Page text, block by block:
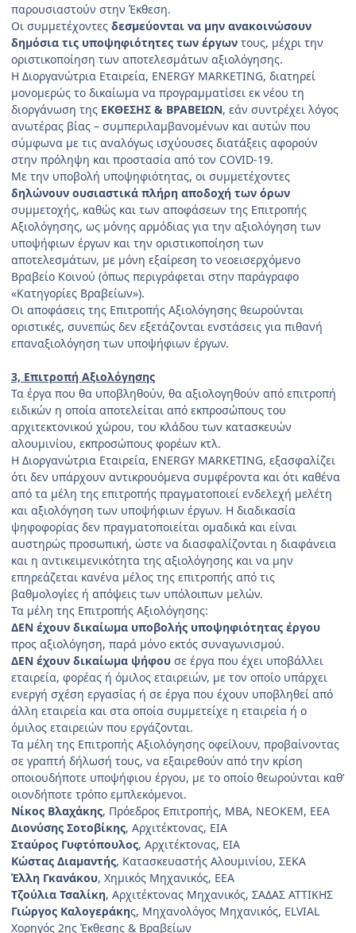
παρουσιαστούν στην Έκθεση.
Οι συμμετέχοντες δεσμεύονται να μην ανακοινώσουν
δημόσια τις υποψηφιότητες των έργων τους, μέχρι την
οριστικοποίηση των αποτελεσμάτων αξιολόγησης.
Η Διοργανώτρια Εταιρεία, ENERGY MARKETING, διατηρεί
μονομερώς το δικαίωμα να προγραμματίσει εκ νέου τη
διοργάνωση της ΕΚΘΕΣΗΣ & ΒΡΑΒΕΙΩΝ, εάν συντρέχει λόγος
ανωτέρας βίας – συμπεριλαμβανομένων και αυτών που
σύμφωνα με τις αναλόγως ισχύουσες διατάξεις αφορούν
στην πρόληψη και προστασία από τον COVID-19.
Με την υποβολή υποψηφιότητας, οι συμμετέχοντες
δηλώνουν ουσιαστικά πλήρη αποδοχή των όρων
συμμετοχής, καθώς και των αποφάσεων της Επιτροπής
Αξιολόγησης, ως μόνης αρμόδιας για την αξιολόγηση των
υποψήφιων έργων και την οριστικοποίηση των
αποτελεσμάτων, με μόνη εξαίρεση το νεοεισερχόμενο
Βραβείο Κοινού (όπως περιγράφεται στην παράγραφο
«Κατηγορίες Βραβείων»).
Οι αποφάσεις της Επιτροπής Αξιολόγησης θεωρούνται
οριστικές, συνεπώς δεν εξετάζονται ενστάσεις για πιθανή
επαναξιολόγηση των υποψήφιων έργων.
3, Επιτροπή Αξιολόγησης
Τα έργα που θα υποβληθούν, θα αξιολογηθούν από επιτροπή
ειδικών η οποία αποτελείται από εκπροσώπους του
αρχιτεκτονικού χώρου, του κλάδου των κατασκευών
αλουμινίου, εκπροσώπους φορέων κτλ.
Η Διοργανώτρια Εταιρεία, ENERGY MARKETING, εξασφαλίζει
ότι δεν υπάρχουν αντικρουόμενα συμφέροντα και ότι καθένα
από τα μέλη της επιτροπής πραγματοποιεί ενδελεχή μελέτη
και αξιολόγηση των υποψήφιων έργων. Η διαδικασία
ψηφοφορίας δεν πραγματοποιείται ομαδικά και είναι
αυστηρώς προσωπική, ώστε να διασφαλίζονται η διαφάνεια
και η αντικειμενικότητα της αξιολόγησης και να μην
επηρεάζεται κανένα μέλος της επιτροπής από τις
βαθμολογίες ή απόψεις των υπόλοιπων μελών.
Τα μέλη της Επιτροπής Αξιολόγησης:
ΔΕΝ έχουν δικαίωμα υποβολής υποψηφιότητας έργου
προς αξιολόγηση, παρά μόνο εκτός συναγωνισμού.
ΔΕΝ έχουν δικαίωμα ψήφου σε έργα που έχει υποβάλλει
εταιρεία, φορέας ή όμιλος εταιρειών, με τον οποίο υπάρχει
ενεργή σχέση εργασίας ή σε έργα που έχουν υποβληθεί από
άλλη εταιρεία και στα οποία συμμετείχε η εταιρεία ή ο
όμιλος εταιρειών που εργάζονται.
Τα μέλη της Επιτροπής Αξιολόγησης οφείλουν, προβαίνοντας
σε γραπτή δήλωσή τους, να εξαιρεθούν από την κρίση
οποιουδήποτε υποψήφιου έργου, με το οποίο θεωρούνται καθ’
οιονδήποτε τρόπο εμπλεκόμενοι.
Νίκος Βλαχάκης, Πρόεδρος Επιτροπής, MBA, ΝΕΟΚΕΜ, ΕΕΑ
Διονύσης Σοτοβίκης, Αρχιτέκτονας, ΕΙΑ
Σταύρος Γυφτόπουλος, Αρχιτέκτονας, ΕΙΑ
Κώστας Διαμαντής, Κατασκευαστής Αλουμινίου, ΣΕΚΑ
Έλλη Γκανάκου, Χημικός Μηχανικός, ΕΕΑ
Τζούλια Τσαλίκη, Αρχιτέκτονας Μηχανικός, ΣΑΔΑΣ ΑΤΤΙΚΗΣ
Γιώργος Καλογεράκης, Μηχανολόγος Μηχανικός, ELVIAL
Χορηγός 2ης Έκθεσης & Βραβείων